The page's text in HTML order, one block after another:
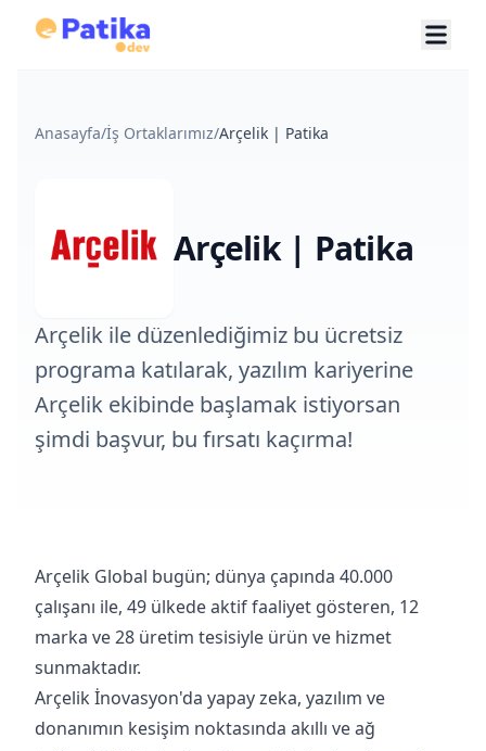
Anasayfa/İş Ortaklarımız/Arçelik | Patika
Arçelik | Patika
Arçelik ile düzenlediğimiz bu ücretsiz
programa katılarak, yazılım kariyerine
Arçelik ekibinde başlamak istiyorsan
şimdi başvur, bu fırsatı kaçırma!
Arçelik Global bugün; dünya çapında 40.000
çalışanı ile, 49 ülkede aktif faaliyet gösteren, 12
marka ve 28 üretim tesisiyle ürün ve hizmet
sunmaktadır.
Arçelik İnovasyon'da yapay zeka, yazılım ve
donanımın kesişim noktasında akıllı ve ağ